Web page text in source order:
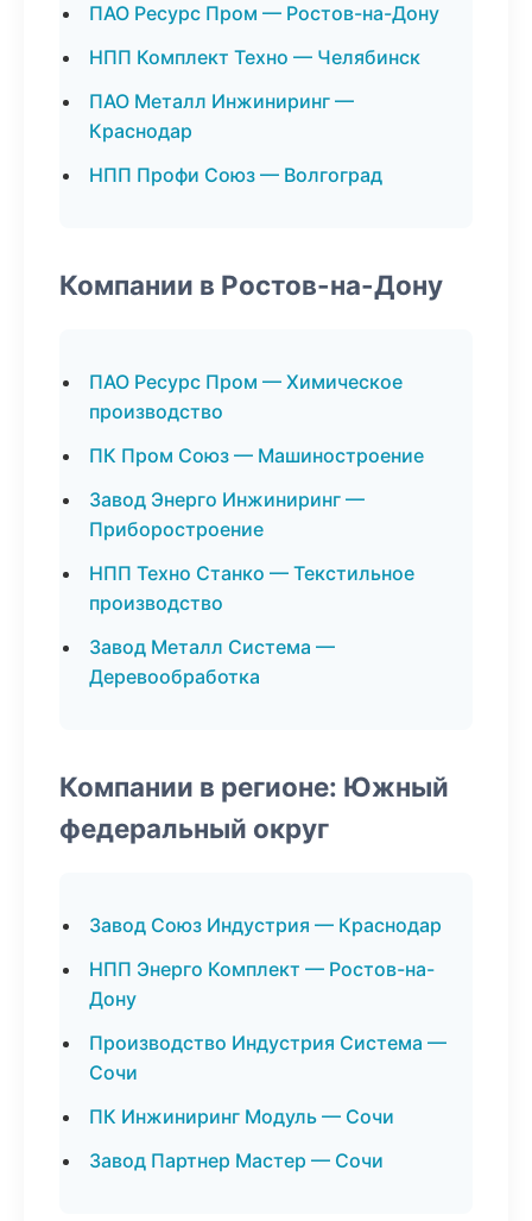
ПАО Ресурс Пром — Ростов-на-Дону
НПП Комплект Техно — Челябинск
ПАО Металл Инжиниринг —
Краснодар
НПП Профи Союз — Волгоград
Компании в Ростов-на-Дону
ПАО Ресурс Пром — Химическое
производство
ПК Пром Союз — Машиностроение
Завод Энерго Инжиниринг —
Приборостроение
НПП Техно Станко — Текстильное
производство
Завод Металл Система —
Деревообработка
Компании в регионе: Южный
федеральный округ
Завод Союз Индустрия — Краснодар
НПП Энерго Комплект — Ростов-на-
Дону
Производство Индустрия Система —
Сочи
ПК Инжиниринг Модуль — Сочи
Завод Партнер Мастер — Сочи